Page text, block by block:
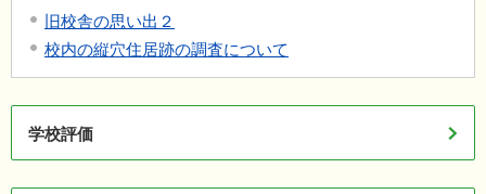
旧校舎の思い出２
校内の縦穴住居跡の調査について
学校評価